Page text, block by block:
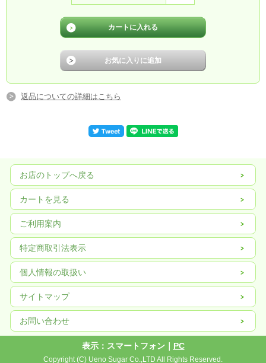
返品についての詳細はこちら
お店のトップへ戻る
カートを見る
ご利用案内
特定商取引法表示
個人情報の取扱い
サイトマップ
お問い合わせ
表示：スマートフォン｜ PC
Copyright (C) Ueno Sugar Co.,LTD All Rights Reserved.